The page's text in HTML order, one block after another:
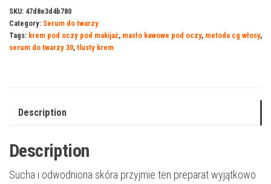
SKU: 47d8e3d4b780
Category: Serum do twarzy
Tags: krem pod oczy pod makijaż, masło kawowe pod oczy, metoda cg włosy,
serum do twarzy 30, tlusty krem
Description
Description
Sucha i odwodniona skóra przyjmie ten preparat wyjątkowo